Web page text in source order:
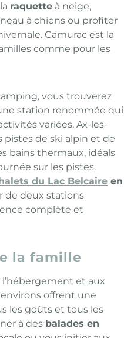
raquette à neige,
à chiens ou profiter
Camurac est la
comme pour les
vous trouverez
station renommée qui
variées. Ax-les-
pistes de ski alpin et de
bains thermaux, idéals
sur les pistes.
du Lac Belcaire en
de deux stations
complète et
la famille
et aux
offrent une
les goûts et tous les
à des balades en